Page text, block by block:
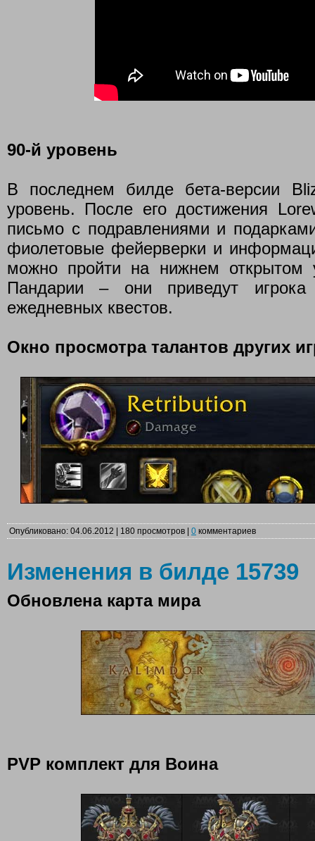
90-й уровень
В последнем билде бета-версии
уровень. После его достижения
письмо с подравлениями и
фиолетовые фейерверки и
можно пройти на нижнем открытом
Пандарии – они приведут
ежедневных квестов.
Окно просмотра талантов других
Опубликовано: 04.06.2012 | 180 просмотров | 0 комментариев
Изменения в билде 15739
Обновлена карта мира
PVP комплект для Воина